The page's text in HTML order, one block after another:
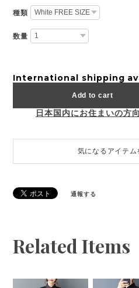
種類
数量
International shipping
Add to cart
日本国内にお住まいの方
気になるアイテ
通報する
Related Items